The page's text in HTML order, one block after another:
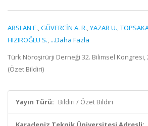
ARSLAN E.,GÜVERCİN A. R.,YAZAR U.,
HIZIROĞLU S., ...Daha Fazla
Türk Nöroşirürji Derneği 32. Bilimsel Kongresi,
(Özet Bildiri)
Yayın Türü: Bildiri / Özet Bildiri